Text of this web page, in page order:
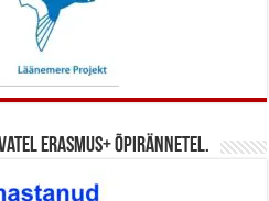
Erasmus+ õpirännetel.